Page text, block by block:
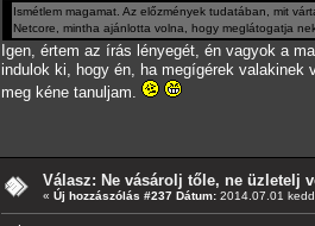
Ismétlem magamat. Az előzmények tudatában, mit
Netcore, mintha ajánlotta volna, hogy meglátogatja
Igen, értem az írás lényegét, én vagyok a
indulok ki, hogy én, ha megígérek
meg kéne tanuljam.
Válasz: Ne vásárolj tőle, ne üzletelj
« Új hozzászólás #237 Dátum: 2014.07.01